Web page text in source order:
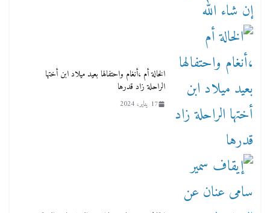
الخالة أم ،أنغام واحتفالها بعيد ميلاد ابن أختها
الراحلة زاد قدرها
17 يناير، 2024